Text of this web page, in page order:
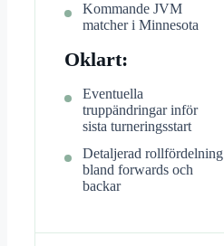
Kommande JVM
matcher i Minnesota
Oklart:
Eventuella
truppändringar inför
sista turneringsstart
Detaljerad rollfördelning
bland forwards och
backar